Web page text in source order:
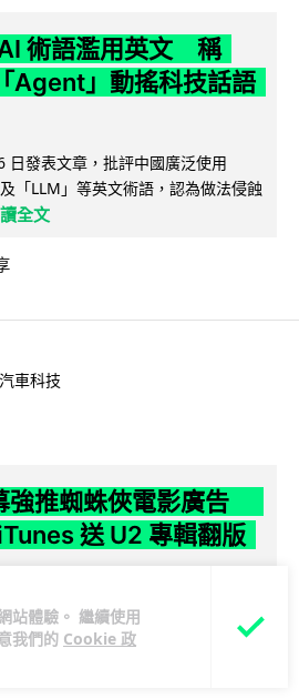
站體驗。 繼續使用
我們的 Cookie 政
術語濫用英文 稱
Agent」動搖科技話語
日發表文章，批評中國廣泛使用
「LLM」等英文術語，認為做法侵蝕
全文
汽車科技
強推蜘蛛俠電影廣告
送 U2 專輯翻版
全球逾 70 個市場車輛中控熒幕推送
動畫，啟動車輛即彈出通知，觸發
閱讀全文